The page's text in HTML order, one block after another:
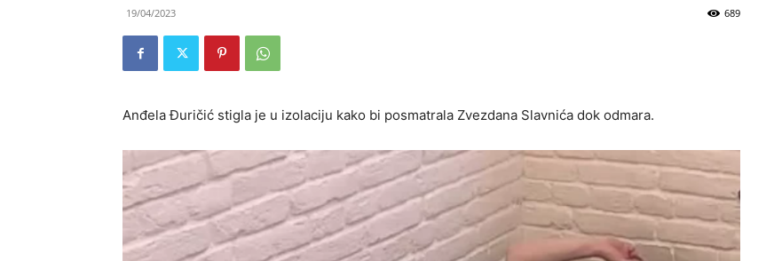
19/04/2023 689
Anđela Đuričić stigla je u izolaciju kako bi posmatrala Zvezdana Slavnića dok odmara.